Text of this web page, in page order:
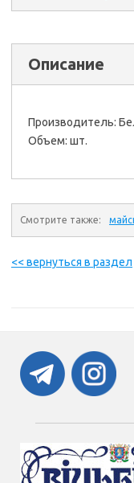
Описание
Производитель:
Объем: шт.
Смотрите также:
<< вернуться в раздел